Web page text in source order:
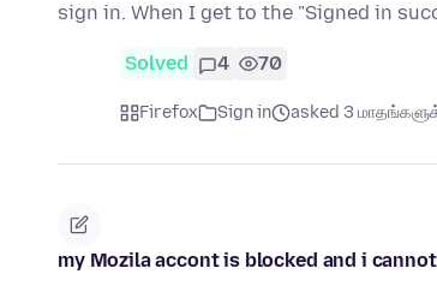
sign in. When I get to the "Signed in
Solved 4 70
Firefox Sign in asked 3
my Mozila accont is blocked and i